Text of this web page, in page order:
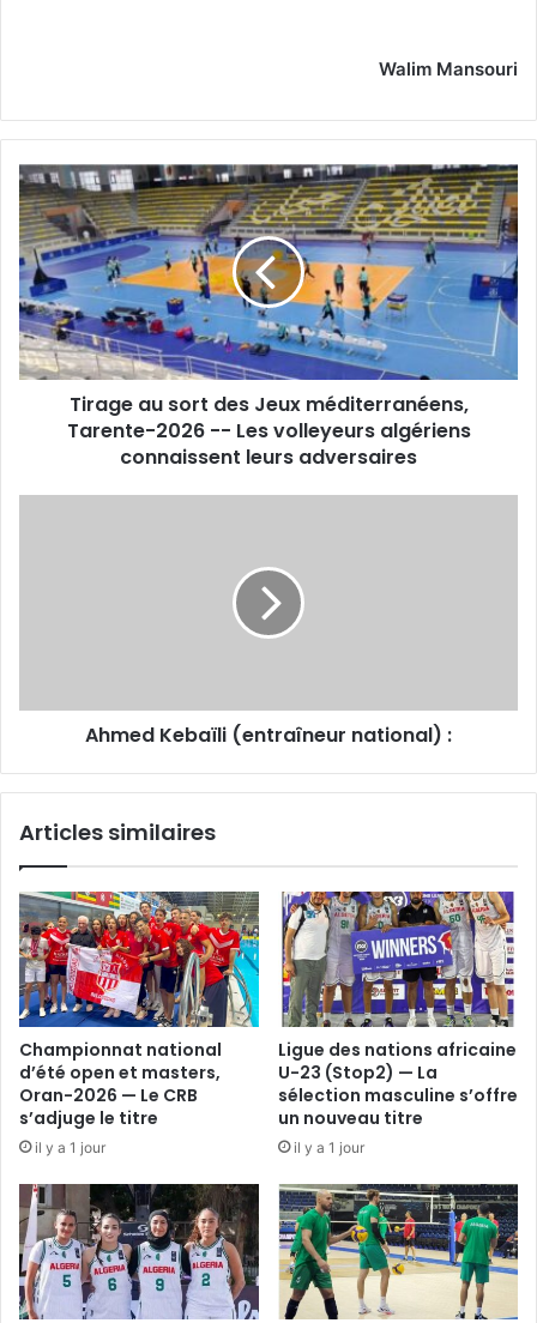
Walim Mansouri
Tirage
au
sort
des
Jeux
méditerranéens,
Tarente-
2026
-
Tirage au sort des Jeux méditerranéens,
Tarente-2026 -- Les volleyeurs algériens
connaissent leurs adversaires
Ahmed Kebaïli (entraîneur national) :
Articles similaires
Championnat national
d’été open et masters,
Oran-2026 — Le CRB
s’adjuge le titre
il y a 1 jour
Ligue des nations africaine
U-23 (Stop2) — La
sélection masculine s’offre
un nouveau titre
il y a 1 jour